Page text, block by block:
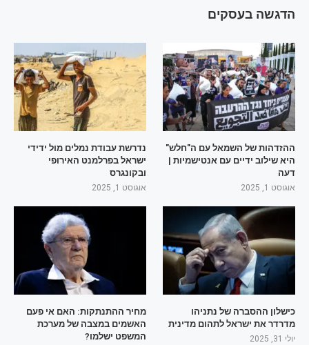
הדגשה בעסקים
ההזדהות של השמאל עם ה"חלש"
היא שילוב ידיים עם אנטישמיות |
דעה
אוגוסט 1, 2025
נדרשת עבודת נמלים מול ידידי
ישראל בפרלמנט האירופי
ובקונגרס
אוגוסט 1, 2025
כישלון ההסברה של נתניהו
מדרדר את ישראל לתהום מדינית
יולי 31, 2025
מחיר ההתנתקות: האם אי פעם
האשמים במצבה של מערכת
המשפט ישלמו?